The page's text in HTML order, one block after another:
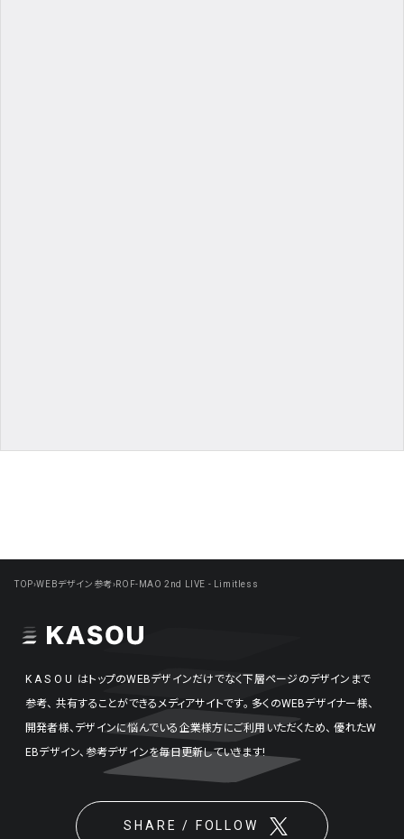
TOP›WEBデザイン参考›ROF-MAO 2nd LIVE - Limitless
KASOU はトップのWEBデザインだけでなく下層ページのデザインまで
参考、 共有することができるメディアサイトです。 多くのWEBデザイナー様、
開発者様、デザインに悩んでいる企業様方にご利用いただくため、 優れたW
EBデザイン、参考デザインを毎日更新していきます!
SHARE / FOLLOW